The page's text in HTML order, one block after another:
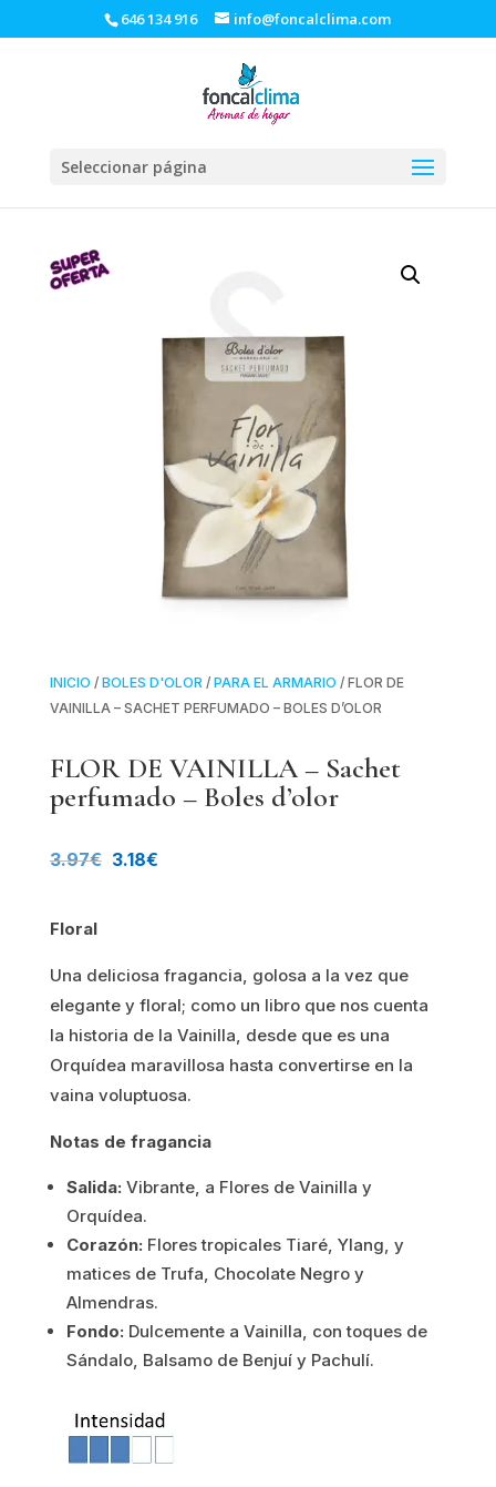
646 134 916 info@foncalclima.com
Seleccionar página
INICIO / BOLES D'OLOR/ PARA EL ARMARIO / FLOR DE
VAINILLA – SACHET PERFUMADO – BOLES D’OLOR
FLOR DE VAINILLA – Sachet
perfumado – Boles d’olor
3.97€ El
era:
3.97€.
3.18€El
es:
3.18€.
Floral
Una deliciosa fragancia, golosa a la vez que
elegante y floral; como un libro que nos cuenta
la historia de la Vainilla, desde que es una
Orquídea maravillosa hasta convertirse en la
vaina voluptuosa.
Notas de fragancia
Salida: Vibrante, a Flores de Vainilla y
Orquídea.
Corazón: Flores tropicales Tiaré, Ylang, y
matices de Trufa, Chocolate Negro y
Almendras.
Fondo: Dulcemente a Vainilla, con toques de
Sándalo, Balsamo de Benjuí y Pachulí.